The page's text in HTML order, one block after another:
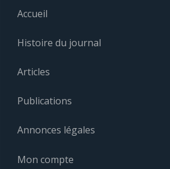
Accueil
Histoire du journal
Articles
Publications
Annonces légales
Mon compte